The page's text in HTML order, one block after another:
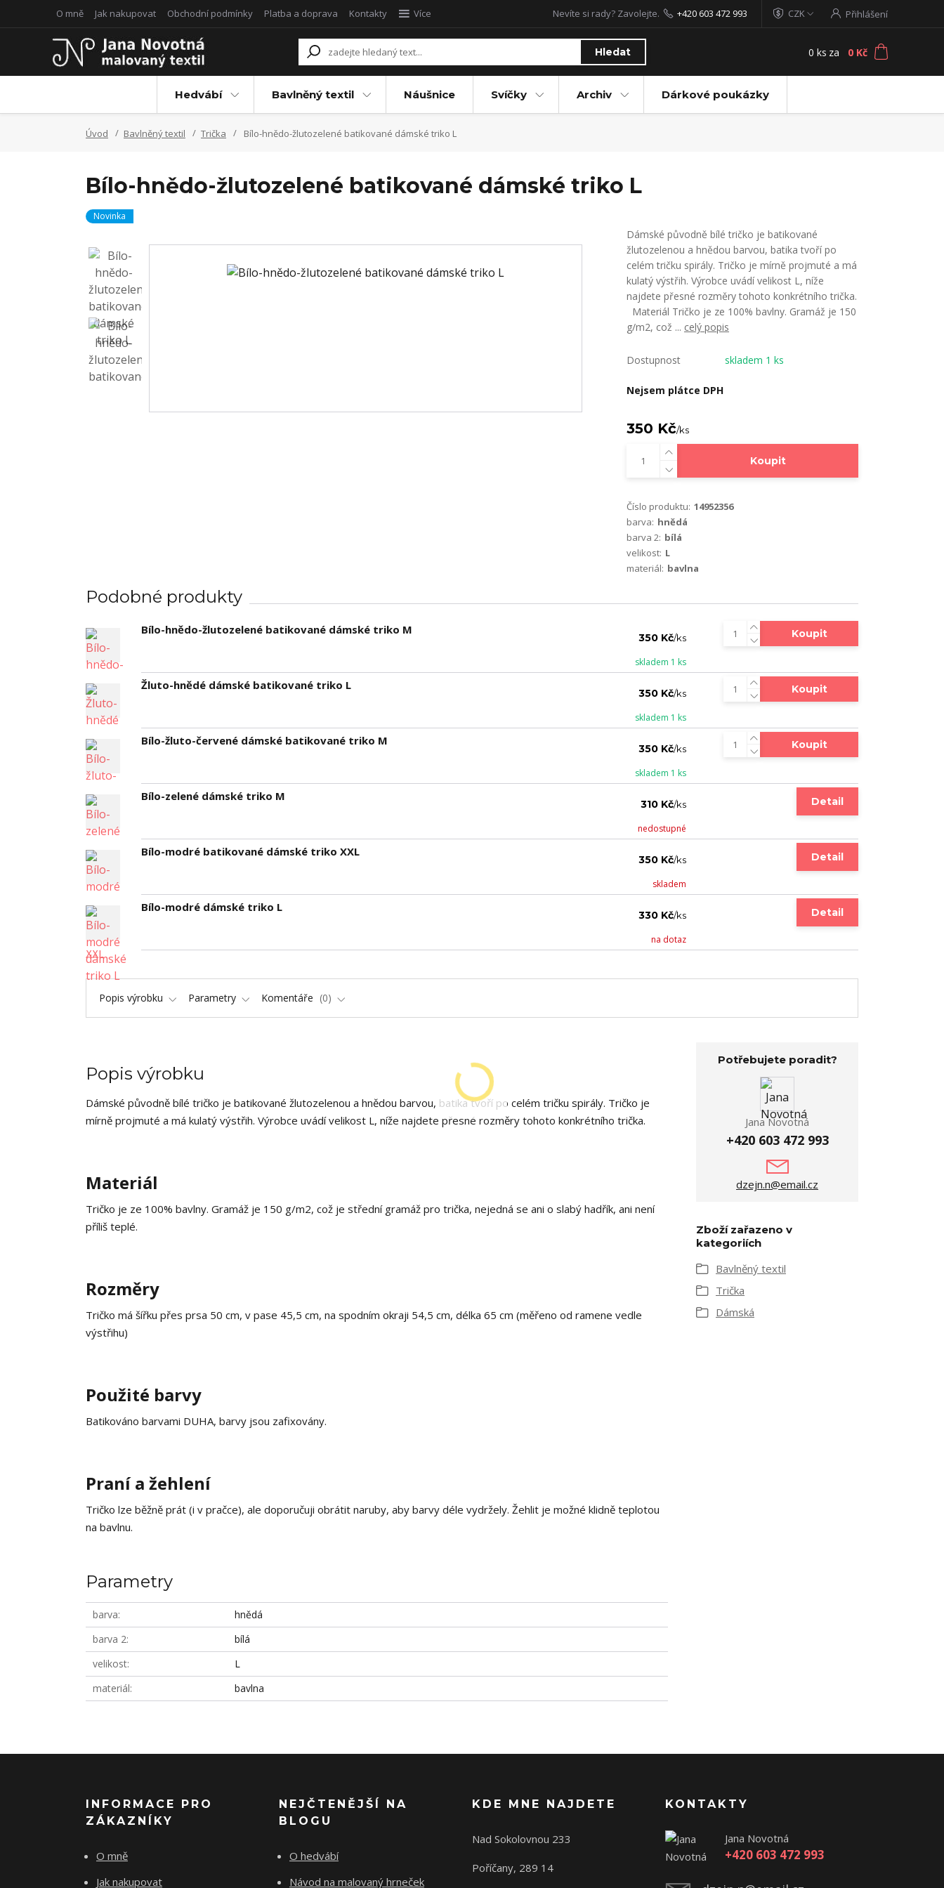
O mně Jak nakupovat Obchodní podmínky Platba a doprava Kontakty Více CZK Přihlášení
Hledat
Nevíte si rady? Zavolejte. +420 603 472 993
0 ks za 0 Kč
Hedvábí Bavlněný textil Náušnice Svíčky Archiv Dárkové poukázky
Úvod Bavlněný textil Trička Bílo-hnědo-žlutozelené batikované dámské triko L
Bílo-hnědo-žlutozelené batikované dámské triko L
Novinka
Dámské původně bílé tričko je batikované
žlutozelenou a hnědou barvou, batika tvoří po
celém tričku spirály. Tričko je mírně projmuté a má
kulatý výstřih. Výrobce uvádí velikost L, níže
najdete přesné rozměry tohoto konkrétního trička.
Materiál Tričko je ze 100% bavlny. Gramáž je 150
g/m2, což ... celý popis
Dostupnost skladem 1 ks
Nejsem plátce DPH
350 Kč/ks
Koupit
Číslo produktu: 14952356
barva: hnědá
barva 2: bílá
velikost: L
materiál: bavlna
Podobné produkty
Bílo-hnědo-žlutozelené batikované dámské triko M
350 Kč/ks
skladem 1 ks
Koupit
Žluto-hnědé dámské batikované triko L
350 Kč/ks
skladem 1 ks
Koupit
Bílo-žluto-červené dámské batikované triko M
350 Kč/ks
skladem 1 ks
Koupit
Bílo-zelené dámské triko M
310 Kč/ks
nedostupné
Detail
Bílo-modré batikované dámské triko XXL
350 Kč/ks
skladem
Detail
Bílo-modré dámské triko L
330 Kč/ks
na dotaz
Detail
Popis výrobku Parametry Komentáře 0
Popis výrobku
Dámské původně bílé tričko je batikované žlutozelenou a hnědou barvou, batika tvoří po celém tričku spirály. Tričko je
mírně projmuté a má kulatý výstřih. Výrobce uvádí velikost L, níže najdete přesné rozměry tohoto konkrétního trička.
Materiál
Tričko je ze 100% bavlny. Gramáž je 150 g/m2, což je střední gramáž pro trička, nejedná se ani o slabý hadřík, ani není
příliš teplé.
Rozměry
Tričko má šířku přes prsa 50 cm, v pase 45,5 cm, na spodním okraji 54,5 cm, délka 65 cm (měřeno od ramene vedle
výstřihu)
Použité barvy
Batikováno barvami DUHA, barvy jsou zafixovány.
Praní a žehlení
Tričko lze běžně prát (i v pračce), ale doporučuji obrátit naruby, aby barvy déle vydržely. Žehlit je možné klidně teplotou
na bavlnu.
Parametry
barva
hnědá
barva 2
bílá
velikost
L
materiál
bavlna
Potřebujete poradit?
Jana Novotná
+420 603 472 993
dzejn.n@email.cz
Zboží zařazeno v
kategoriích
Bavlněný textil
Trička
Dámská
INFORMACE PRO
ZÁKAZNÍKY
O mně
Jak nakupovat
NEJČTENĚJŠÍ NA
BLOGU
O hedvábí
Návod na malovaný hrneček
KDE MNE NAJDETE
Nad Sokolovnou 233
Poříčany, 289 14
KONTAKTY
Jana Novotná
+420 603 472 993